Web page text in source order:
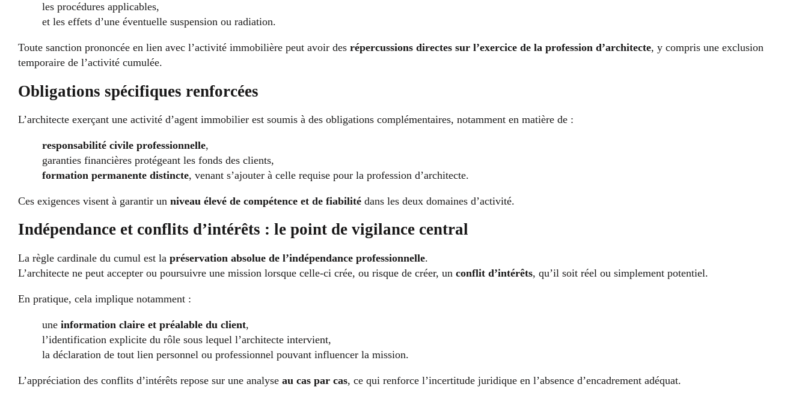
les procédures applicables,
et les effets d’une éventuelle suspension ou radiation.
Toute sanction prononcée en lien avec l’activité immobilière peut avoir des répercussions directes sur l’exercice de la profession d’architecte, y compris une exclusion
temporaire de l’activité cumulée.
Obligations spécifiques renforcées
L’architecte exerçant une activité d’agent immobilier est soumis à des obligations complémentaires, notamment en matière de :
responsabilité civile professionnelle,
garanties financières protégeant les fonds des clients,
formation permanente distincte, venant s’ajouter à celle requise pour la profession d’architecte.
Ces exigences visent à garantir un niveau élevé de compétence et de fiabilité dans les deux domaines d’activité.
Indépendance et conflits d’intérêts : le point de vigilance central
La règle cardinale du cumul est la préservation absolue de l’indépendance professionnelle.
L’architecte ne peut accepter ou poursuivre une mission lorsque celle-ci crée, ou risque de créer, un conflit d’intérêts, qu’il soit réel ou simplement potentiel.
En pratique, cela implique notamment :
une information claire et préalable du client,
l’identification explicite du rôle sous lequel l’architecte intervient,
la déclaration de tout lien personnel ou professionnel pouvant influencer la mission.
L’appréciation des conflits d’intérêts repose sur une analyse au cas par cas, ce qui renforce l’incertitude juridique en l’absence d’encadrement adéquat.